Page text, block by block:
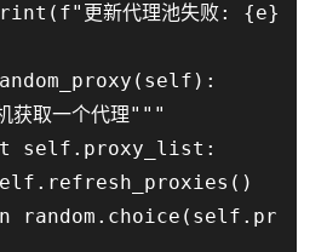
更新代理池失败: {e}")
取一个代理"""
self.proxy_list: